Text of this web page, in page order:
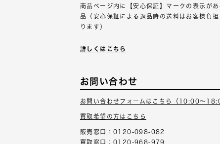
商品ページ内に【安心保証】マークの表示があ
品（安心保証による返品時の送料はお客様負担
ります）
詳しくはこちら
お問い合わせ
お問い合わせフォームはこちら（10:00～
買取希望の方はこちら
販売窓口：0120-098-082
買取窓口：0120-968-979